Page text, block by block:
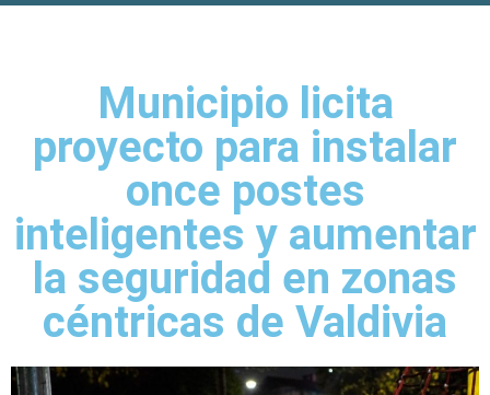
Municipio licita
proyecto para instalar
once postes
inteligentes y aumentar
la seguridad en zonas
céntricas de Valdivia